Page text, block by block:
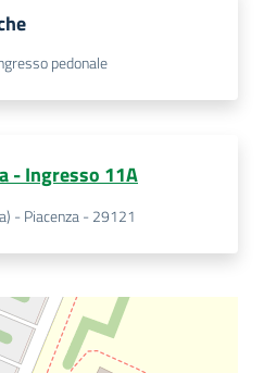
pedonale
- Ingresso 11A
- Piacenza - 29121